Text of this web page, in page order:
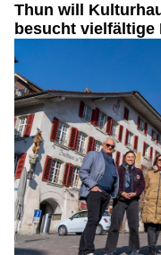
Thun will
besucht vielfältige